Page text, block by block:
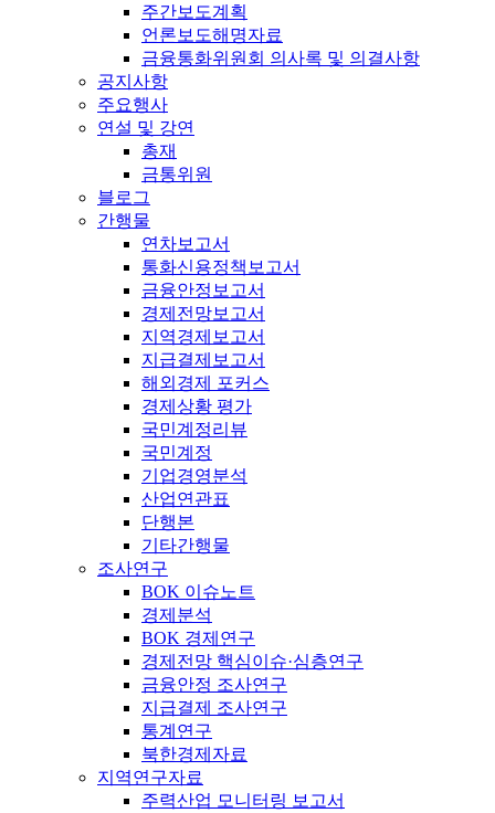
주간보도계획
언론보도해명자료
금융통화위원회 의사록 및 의결사항
공지사항
주요행사
연설 및 강연
총재
금통위원
블로그
간행물
연차보고서
통화신용정책보고서
금융안정보고서
경제전망보고서
지역경제보고서
지급결제보고서
해외경제 포커스
경제상황 평가
국민계정리뷰
국민계정
기업경영분석
산업연관표
단행본
기타간행물
조사연구
BOK 이슈노트
경제분석
BOK 경제연구
경제전망 핵심이슈·심층연구
금융안정 조사연구
지급결제 조사연구
통계연구
북한경제자료
지역연구자료
주력산업 모니터링 보고서